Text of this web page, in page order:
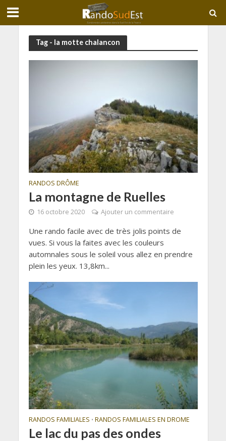
Tag - la motte chalancon
RANDOS DRÔME
La montagne de Ruelles
16 octobre 2020 Ajouter un commentaire
Une rando facile avec de très jolis points de
vues. Si vous la faites avec les couleurs
automnales sous le soleil vous allez en prendre
plein les yeux. 13,8km...
RANDOS FAMILIALES • RANDOS FAMILIALES EN DROME
Le lac du pas des ondes